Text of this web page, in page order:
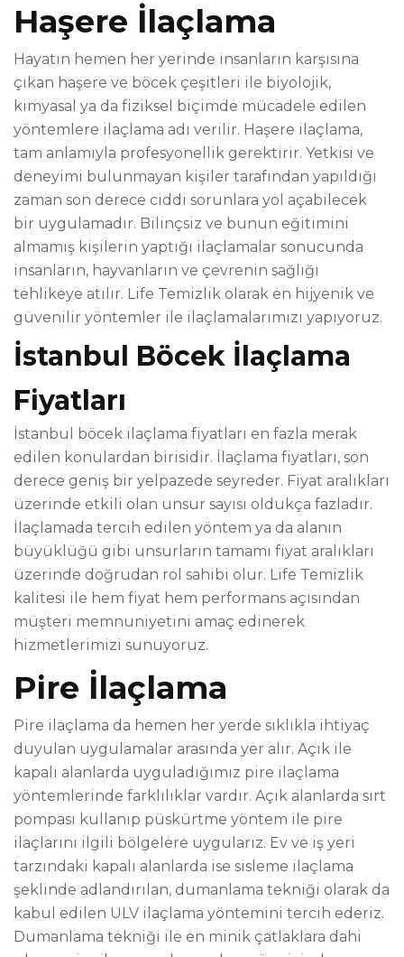
Haşere İlaçlama
Hayatın hemen her yerinde insanların karşısına
çıkan haşere ve böcek çeşitleri ile biyolojik,
kimyasal ya da fiziksel biçimde mücadele edilen
yöntemlere ilaçlama adı verilir. Haşere ilaçlama,
tam anlamıyla profesyonellik gerektirir. Yetkisi ve
deneyimi bulunmayan kişiler tarafından yapıldığı
zaman son derece ciddi sorunlara yol açabilecek
bir uygulamadır. Bilinçsiz ve bunun eğitimini
almamış kişilerin yaptığı ilaçlamalar sonucunda
insanların, hayvanların ve çevrenin sağlığı
tehlikeye atılır. Life Temizlik olarak en hijyenik ve
güvenilir yöntemler ile ilaçlamalarımızı yapıyoruz.
İstanbul Böcek İlaçlama
Fiyatları
İstanbul böcek ilaçlama fiyatları en fazla merak
edilen konulardan birisidir. İlaçlama fiyatları, son
derece geniş bir yelpazede seyreder. Fiyat aralıkları
üzerinde etkili olan unsur sayısı oldukça fazladır.
İlaçlamada tercih edilen yöntem ya da alanın
büyüklüğü gibi unsurların tamamı fiyat aralıkları
üzerinde doğrudan rol sahibi olur. Life Temizlik
kalitesi ile hem fiyat hem performans açısından
müşteri memnuniyetini amaç edinerek
hizmetlerimizi sunuyoruz.
Pire İlaçlama
Pire ilaçlama da hemen her yerde sıklıkla ihtiyaç
duyulan uygulamalar arasında yer alır. Açık ile
kapalı alanlarda uyguladığımız pire ilaçlama
yöntemlerinde farklılıklar vardır. Açık alanlarda sırt
pompası kullanıp püskürtme yöntem ile pire
ilaçlarını ilgili bölgelere uygularız. Ev ve iş yeri
tarzındaki kapalı alanlarda ise sisleme ilaçlama
şeklinde adlandırılan, dumanlama tekniği olarak da
kabul edilen ULV ilaçlama yöntemini tercih ederiz.
Dumanlama tekniği ile en minik çatlaklara dahi